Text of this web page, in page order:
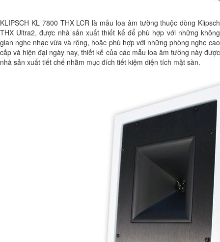
KLIPSCH KL 7800 THX LCR là mẫu loa âm tường thuộc dòng Klipsch
THX Ultra2, được nhà sản xuất thiết kế để phù hợp với những không
gian nghe nhạc vừa và rộng, hoặc phù hợp với những phòng nghe cao
cấp và hiện đại ngày nay, thiết kế của các mẫu loa âm tường này được
nhà sản xuất tiết chế nhằm mục đích tiết kiệm diện tích mặt sàn.